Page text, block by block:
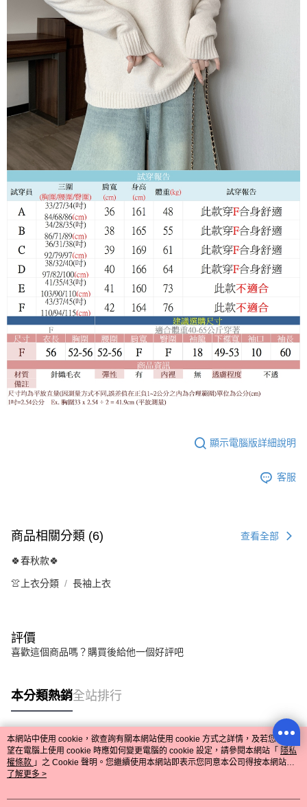
顯示電腦版詳細說明
客服
商品相關分類 (6) 查看全部
🍀春秋款🍀
👚上衣分類 長袖上衣
評價
喜歡這個商品嗎？購買後給他一個好評吧
本分類熱銷全站排行
熱門標籤
本網站中使用 cookie，欲查詢有關本網站使用 cookie 方式之詳情，及若您不希
望在電腦上使用 cookie 時應如何變更電腦的 cookie 設定，請參閱本網站「 隱私
權條款 」之 Cookie 聲明。您繼續使用本網站即表示您同意本公司得按本網站使
用條款之 Cookie 聲明使用 cookie。
了解更多 >